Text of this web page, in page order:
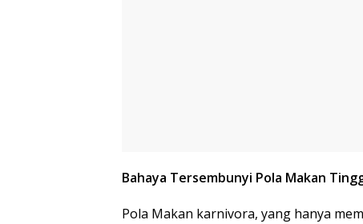
Bahaya Tersembunyi Pola Makan
Pola Makan karnivora, yang hanya